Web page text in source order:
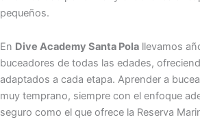
pequeños.
En Dive Academy Santa Pola llevamos
buceadores de todas las edades,
adaptados a cada etapa. Aprender a
muy temprano, siempre con el enfoque
seguro como el que ofrece la Reserva